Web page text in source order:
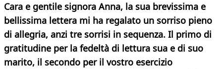
Cara e gentile signora Anna, la sua brevissima e
bellissima lettera mi ha regalato un sorriso pieno
di allegria, anzi tre sorrisi in sequenza. Il primo di
gratitudine per la fedeltà di lettura sua e di suo
marito, il secondo per il vostro esercizio